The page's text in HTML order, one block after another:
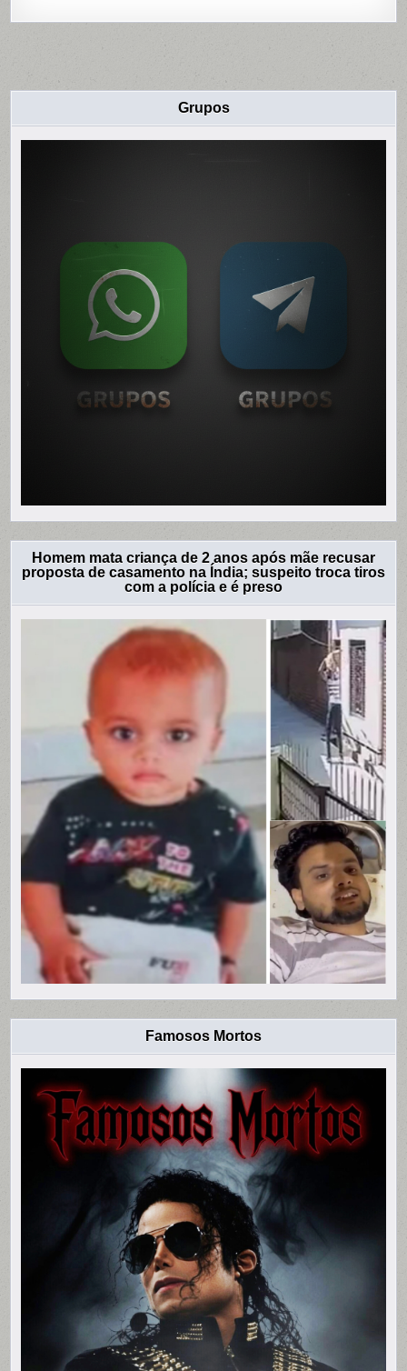
Grupos
Homem mata criança de 2 anos após mãe recusar
proposta de casamento na Índia; suspeito troca tiros
com a polícia e é preso
Famosos Mortos